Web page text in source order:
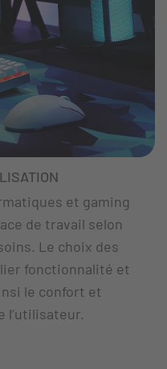
et gaming
de travail selon
Le choix des
fonctionnalité et
le confort et
l’utilisateur.